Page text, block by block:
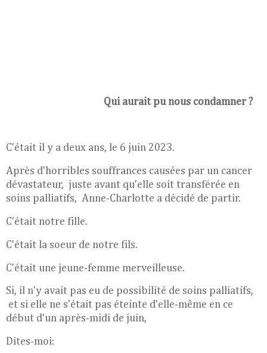
Qui aurait pu nous condamner ?
C'était il y a deux ans, le 6 juin 2023.
Après d'horribles souffrances causées par un cancer
dévastateur, juste avant qu'elle soit transférée en
soins palliatifs, Anne-Charlotte a décidé de partir.
C'était notre fille.
C'était la soeur de notre fils.
C'était une jeune-femme merveilleuse.
Si, il n'y avait pas eu de possibilité de soins palliatifs,
et si elle ne s'était pas éteinte d'elle-même en ce
début d'un après-midi de juin,
Dites-moi: